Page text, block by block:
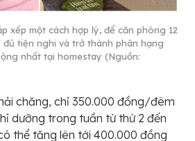
xếp một cách hợp lý, để căn phòng 12
tiện nghi và trở thành phân hạng
nhất tại homestay (Nguồn:
chăng, chỉ 350.000 đồng/đêm
dưỡng trong tuần từ thứ 2 đến
thể tăng lên tới 400.000 đồng